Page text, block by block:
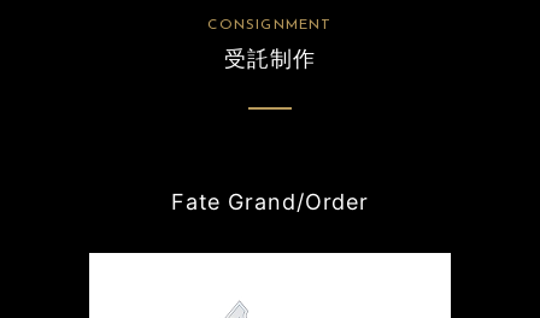
CONSIGNMENT
受託制作
Fate Grand/Order